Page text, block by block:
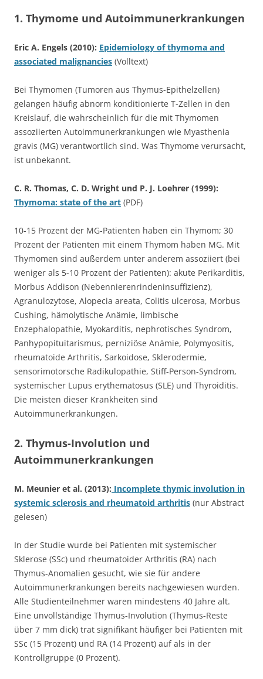
1. Thymome und Autoimmunerkrankungen
Eric A. Engels (2010): Epidemiology of thymoma and
associated malignancies (Volltext)
Bei Thymomen (Tumoren aus Thymus-Epithelzellen)
gelangen häufig abnorm konditionierte T-Zellen in den
Kreislauf, die wahrscheinlich für die mit Thymomen
assoziierten Autoimmunerkrankungen wie Myasthenia
gravis (MG) verantwortlich sind. Was Thymome verursacht,
ist unbekannt.
C. R. Thomas, C. D. Wright und P. J. Loehrer (1999):
Thymoma: state of the art (PDF)
10-15 Prozent der MG-Patienten haben ein Thymom; 30
Prozent der Patienten mit einem Thymom haben MG. Mit
Thymomen sind außerdem unter anderem assoziiert (bei
weniger als 5-10 Prozent der Patienten): akute Perikarditis,
Morbus Addison (Nebennierenrindeninsuffizienz),
Agranulozytose, Alopecia areata, Colitis ulcerosa, Morbus
Cushing, hämolytische Anämie, limbische
Enzephalopathie, Myokarditis, nephrotisches Syndrom,
Panhypopituitarismus, perniziöse Anämie, Polymyositis,
rheumatoide Arthritis, Sarkoidose, Sklerodermie,
sensorimotorsche Radikulopathie, Stiff-Person-Syndrom,
systemischer Lupus erythematosus (SLE) und Thyroiditis.
Die meisten dieser Krankheiten sind
Autoimmunerkrankungen.
2. Thymus-Involution und
Autoimmunerkrankungen
M. Meunier et al. (2013): Incomplete thymic involution in
systemic sclerosis and rheumatoid arthritis (nur Abstract
gelesen)
In der Studie wurde bei Patienten mit systemischer
Sklerose (SSc) und rheumatoider Arthritis (RA) nach
Thymus-Anomalien gesucht, wie sie für andere
Autoimmunerkrankungen bereits nachgewiesen wurden.
Alle Studienteilnehmer waren mindestens 40 Jahre alt.
Eine unvollständige Thymus-Involution (Thymus-Reste
über 7 mm dick) trat signifikant häufiger bei Patienten mit
SSc (15 Prozent) und RA (14 Prozent) auf als in der
Kontrollgruppe (0 Prozent).